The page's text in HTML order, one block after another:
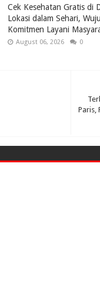
Cek Kesehatan Gratis di
Lokasi dalam Sehari,
Komitmen Layani
August 06, 2026 0
Paris,